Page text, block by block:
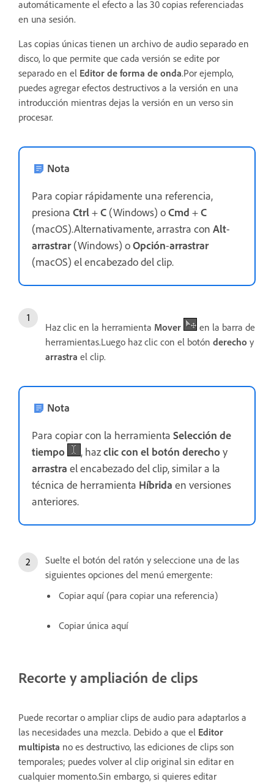
automáticamente el efecto a las 30 copias referenciadas
en una sesión.
Las copias únicas tienen un archivo de audio separado en
disco, lo que permite que cada versión se edite por
separado en el Editor de forma de onda.Por ejemplo,
puedes agregar efectos destructivos a la versión en una
introducción mientras dejas la versión en un verso sin
procesar.
Nota
Para copiar rápidamente una referencia,
presiona Ctrl+C (Windows) oCmd +C
(macOS).Alternativamente, arrastra con Alt-
arrastrar(Windows) oOpción-arrastrar
(macOS) el encabezado del clip.
Haz clic en la herramienta Mover
en la barra de
herramientas.Luego haz clic con el botón derecho y
arrastra el clip.
Nota
Para copiar con la herramienta Selección de
tiempo
, hazclic con el botón derechoy
arrastra el encabezado del clip, similar a la
técnica de herramienta Híbrida en versiones
anteriores.
Suelte el botón del ratón y seleccione una de las
siguientes opciones del menú emergente:
Copiar aquí (para copiar una referencia)
Copiar única aquí
Recorte y ampliación de clips
Puede recortar o ampliar clips de audio para adaptarlos a
las necesidades una mezcla. Debido a que el Editor
multipista no es destructivo, las ediciones de clips son
temporales; puedes volver al clip original sin editar en
cualquier momento.Sin embargo, si quieres editar